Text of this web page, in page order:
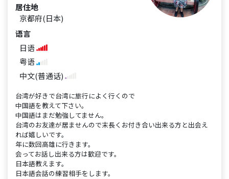
居住地
京都府(日本)
语言
日语
粤语
中文(普通话)
台湾が好きで台湾に旅行によく行くので
中国語を教えて下さい。
中国語はまだ勉強してません。
台湾のお友達が居ませんので末長くお付き合い出来る方と出会え
れば嬉しいです。
年に数回高雄に行きます。
会ってお話し出来る方は歓迎です。
日本語教えます。
日本語会話の練習相手をします。